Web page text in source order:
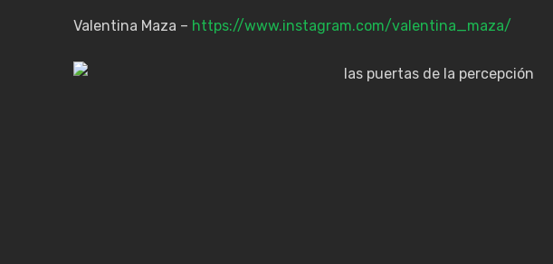
Valentina Maza – https://www.instagram.com/valentina_maza/